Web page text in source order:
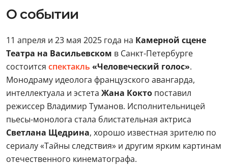
О событии
11 апреля и 23 мая 2025 года на Камерной сцене
Театра на Васильевском в Санкт-Петербурге
состоится спектакль «Человеческий голос».
Монодраму идеолога французского авангарда,
интеллектуала и эстета Жана Кокто поставил
режиссер Владимир Туманов. Исполнительницей
пьесы-монолога стала блистательная актриса
Светлана Щедрина, хорошо известная зрителю по
сериалу «Тайны следствия» и другим ярким картинам
отечественного кинематографа.